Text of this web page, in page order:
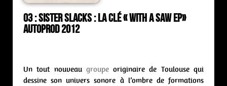
03 : Sister Slacks : la clé « With a Saw ep»
Autoprod 2012
Un tout nouveau groupeoriginaire de Toulouse qui
dessine son univers sonore à l’ombre de formations